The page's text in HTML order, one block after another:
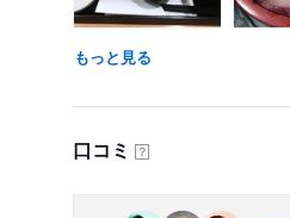
もっと見る
口コミ ？